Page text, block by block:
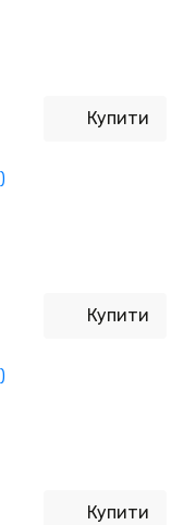
Купити
Купити
Купити